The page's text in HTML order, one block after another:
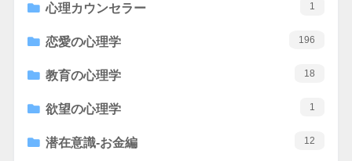
心理カウンセラー 1
恋愛の心理学 196
教育の心理学 18
欲望の心理学 1
潜在意識-お金編 12